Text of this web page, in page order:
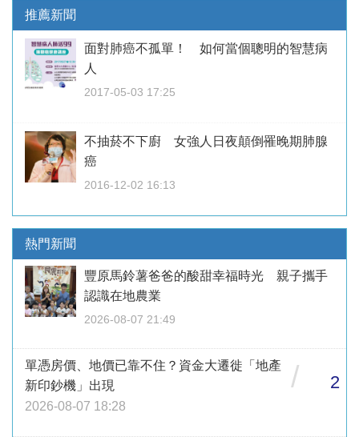
推薦新聞
面對肺癌不孤單！ 如何當個聰明的智慧病
人
2017-05-03 17:25
不抽菸不下廚 女強人日夜顛倒罹晚期肺腺
癌
2016-12-02 16:13
熱門新聞
豐原馬鈴薯爸爸的酸甜幸福時光 親子攜手
認識在地農業
2026-08-07 21:49
單憑房價、地價已靠不住？資金大遷徙「地產
新印鈔機」出現
2026-08-07 18:28
/ 2